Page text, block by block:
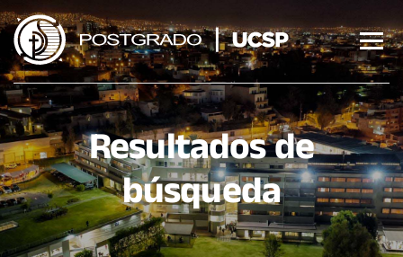
Saltar
al
contenido
Resultados de
búsqueda